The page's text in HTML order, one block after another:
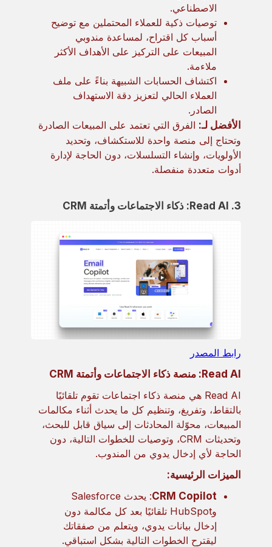
الاصطناعي.
توصيات ذكية للعملاء المحتملين مع توضيح
أسباب كل اقتراح، لمساعدة مندوبي
المبيعات على التركيز على الأهداف الأكثر
ملاءمة.
اكتشاف الحسابات الشبيهة بناءً على ملف
العملاء الحالي لتعزيز دقة الاستهداف
الصادر.
الأفضل لـ: الفرق التي تعتمد على المبيعات الصادرة
وتحتاج إلى منصة واحدة للاستكشاف، وتحديد
الأولويات، وإنشاء التسلسلات، دون الحاجة لإدارة
أدوات متعددة منفصلة.
3. Read AI: ذكاء الاجتماعات وأتمتة CRM
رابط المصدر
Read AI: منصة ذكاء الاجتماعات وأتمتة CRM
Read AI هي منصة ذكاء اجتماعات تقوم تلقائيًا
بالتقاط، وتفريغ، وتنظيم كل ما يحدث أثناء مكالمات
المبيعات، محوّلة المحادثات إلى سياق قابل للبحث،
وتحديثات CRM، وتوصيات للخطوات التالية، دون
الحاجة لأي إدخال يدوي من المندوب.
الميزات الرئيسية:
CRM Copilot
: يحدث Salesforce
وHubSpot تلقائيًا بعد كل مكالمة دون
إدخال بيانات يدوي، ويتعلم من صفقاتك
ليقترح الخطوات التالية بشكل استباقي.